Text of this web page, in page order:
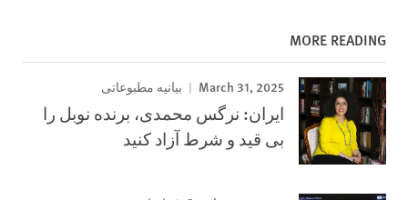
MORE READING
March 31, 2025 بیانیه مطبوعاتی
ایران: نرگس محمدی، برنده نوبل را
بی قید و شرط آزاد کنید